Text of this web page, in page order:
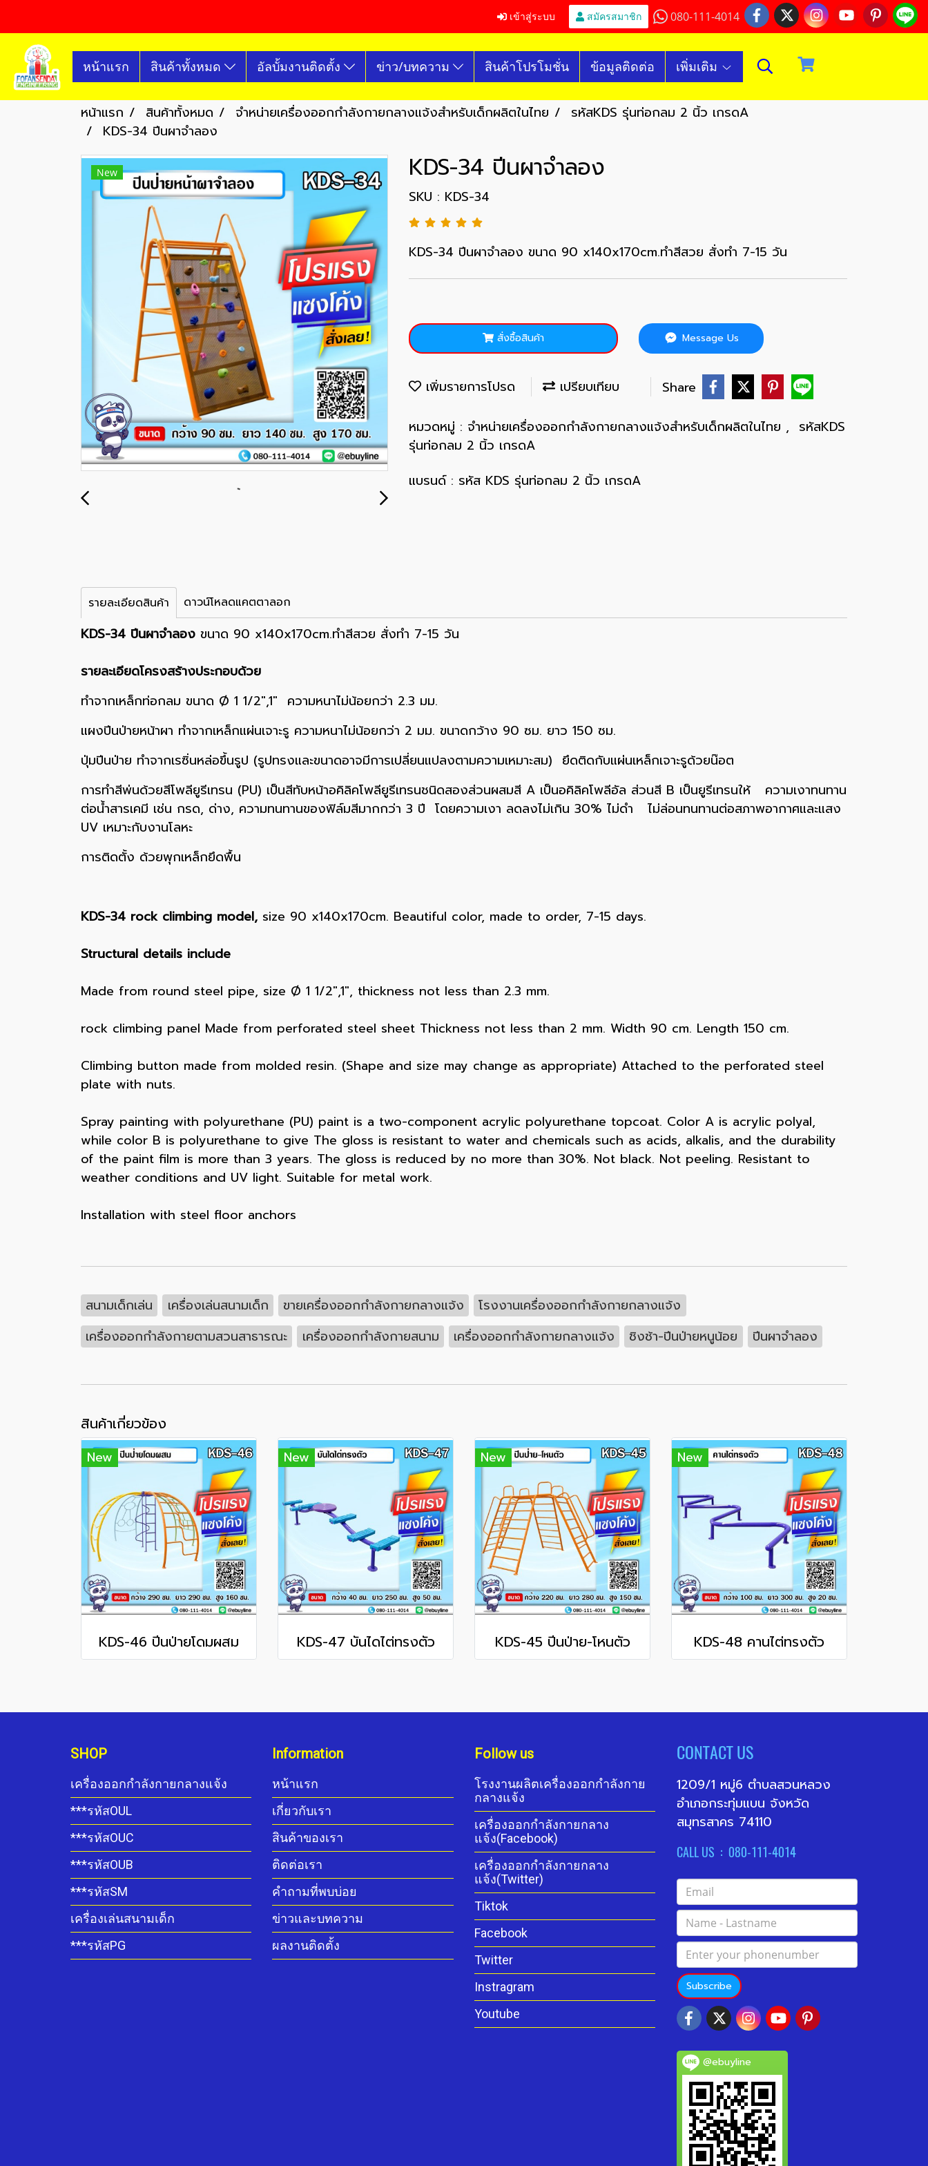
เข้าสู่ระบบ สมัครสมาชิก 080-111-4014
หน้าแรก สินค้าทั้งหมด อัลบั้มงานติดตั้ง ข่าว/บทความ สินค้าโปรโมชั่น ข้อมูลติดต่อ เพิ่มเติม
หน้าแรก สินค้าทั้งหมด จำหน่ายเครื่องออกกำลังกายกลางแจ้งสำหรับเด็กผลิตในไทย
รหัสKDS รุ่นท่อกลม 2 นิ้ว เกรดA
KDS-34 ปีนผาจำลอง
New KDS-34 ปีนผาจำลอง
SKU : KDS-34
KDS-34 ปีนผาจำลอง ขนาด 90 x140x170cm.ทำสีสวย สั่งทำ 7-15 วัน
สั่งซื้อสินค้า Message Us
เพิ่มรายการโปรด เปรียบเทียบ Share
หมวดหมู่ : จำหน่ายเครื่องออกกำลังกายกลางแจ้งสำหรับเด็กผลิตในไทย , รหัสKDS
รุ่นท่อกลม 2 นิ้ว เกรดA
แบรนด์ : รหัส KDS รุ่นท่อกลม 2 นิ้ว เกรดA
รายละเอียดสินค้า ดาวน์โหลดแคตตาลอก
KDS-34 ปีนผาจำลอง ขนาด 90 x140x170cm.ทำสีสวย สั่งทำ 7-15 วัน
รายละเอียดโครงสร้างประกอบด้วย
ทำจากเหล็กท่อกลม ขนาด Ø 1 1/2",1" ความหนาไม่น้อยกว่า 2.3 มม.
แผงปีนป่ายหน้าผา ทำจากเหล็กแผ่นเจาะรู ความหนาไม่น้อยกว่า 2 มม. ขนาดกว้าง 90 ซม. ยาว 150 ซม.
ปุ่มปีนป่าย ทำจากเรซิ่นหล่อขึ้นรูป (รูปทรงและขนาดอาจมีการเปลี่ยนแปลงตามความเหมาะสม) ยึดติดกับแผ่นเหล็กเจาะรูด้วยน๊อต
การทำสีพ่นด้วยสีโพลียูรีเทรน (PU) เป็นสีทับหน้าอคิลิคโพลียูรีเทรนชนิดสองส่วนผสมสี A เป็นอคิลิคโพลีอัล ส่วนสี B เป็นยูรีเทรนให้ ความเงาทนทาน
ต่อน้ำสารเคมี เช่น กรด, ด่าง, ความทนทานของฟิล์มสีมากกว่า 3 ปี โดยความเงา ลดลงไม่เกิน 30% ไม่ดำ ไม่ล่อนทนทานต่อสภาพอากาศและแสง
UV เหมาะกับงานโลหะ
การติดตั้ง ด้วยพุกเหล็กยึดพื้น
KDS-34 rock climbing model, size 90 x140x170cm. Beautiful color, made to order, 7-15 days.
Structural details include
Made from round steel pipe, size Ø 1 1/2",1", thickness not less than 2.3 mm.
rock climbing panel Made from perforated steel sheet Thickness not less than 2 mm. Width 90 cm. Length 150 cm.
Climbing button made from molded resin. (Shape and size may change as appropriate) Attached to the perforated steel
plate with nuts.
Spray painting with polyurethane (PU) paint is a two-component acrylic polyurethane topcoat. Color A is acrylic polyal,
while color B is polyurethane to give The gloss is resistant to water and chemicals such as acids, alkalis, and the durability
of the paint film is more than 3 years. The gloss is reduced by no more than 30%. Not black. Not peeling. Resistant to
weather conditions and UV light. Suitable for metal work.
Installation with steel floor anchors
สนามเด็กเล่น เครื่องเล่นสนามเด็ก ขายเครื่องออกกำลังกายกลางแจ้ง
โรงงานเครื่องออกกำลังกายกลางแจ้ง
เครื่องออกกำลังกายตามสวนสาธารณะ
เครื่องออกกำลังกายสนาม เครื่องออกกำลังกายกลางแจ้ง ชิงช้า-ปีนป่ายหนูน้อย ปีนผาจำลอง
สินค้าเกี่ยวข้อง
New
KDS-46 ปีนป่ายโดมผสม
New
KDS-47 บันไดไต่ทรงตัว
New
KDS-45 ปีนป่าย-โหนตัว
New
KDS-48 คานไต่ทรงตัว
SHOP
เครื่องออกกำลังกายกลางแจ้ง
***รหัสOUL
***รหัสOUC
***รหัสOUB
***รหัสSM
เครื่องเล่นสนามเด็ก
***รหัสPG
Information
หน้าแรก
เกี่ยวกับเรา
สินค้าของเรา
ติดต่อเรา
คำถามที่พบบ่อย
ข่าวและบทความ
ผลงานติดตั้ง
Follow us
โรงงานผลิตเครื่องออกกำลังกาย
กลางแจ้ง
เครื่องออกกำลังกายกลาง
แจ้ง(Facebook)
เครื่องออกกำลังกายกลาง
แจ้ง(Twitter)
Tiktok
Facebook
Twitter
Instragram
Youtube
CONTACT US
1209/1 หมู่6 ตำบลสวนหลวง
อำเภอกระทุ่มแบน จังหวัด
สมุทรสาคร 74110
CALL US : 080-111-4014
Subscribe
@ebuyline